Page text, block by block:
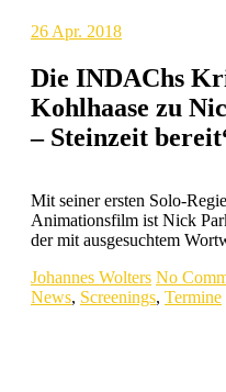
26 Apr. 2018
Die INDAChs
Kohlhaase zu
– Steinzeit
Mit seiner ersten Solo-
Animationsfilm ist Nick
der mit ausgesuchtem
Johannes Wolters No
News, Screenings, Termine